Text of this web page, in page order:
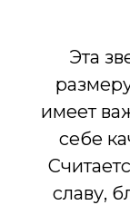
Эта
имеет
себе
славу,